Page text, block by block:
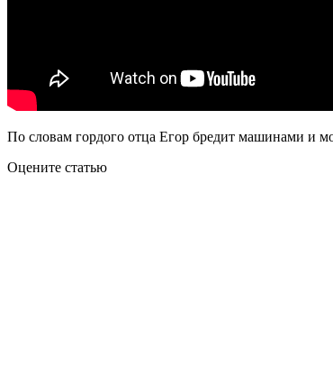
По словам гордого отца Егор бредит машинами и
Оцените статью